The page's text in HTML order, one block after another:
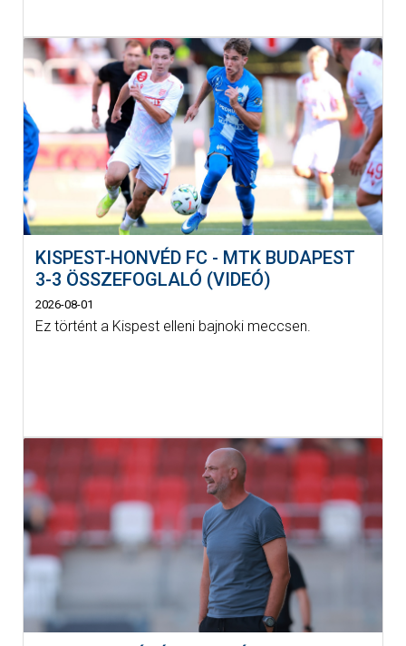
KISPEST-HONVÉD FC - MTK BUDAPEST
3-3 ÖSSZEFOGLALÓ (VIDEÓ)
2026-08-01
Ez történt a Kispest elleni bajnoki meccsen.